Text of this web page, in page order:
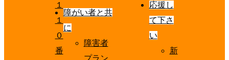
１
１
０
番
障がい者と共
に
障害者
プラン
応援し
て下さ
い
新